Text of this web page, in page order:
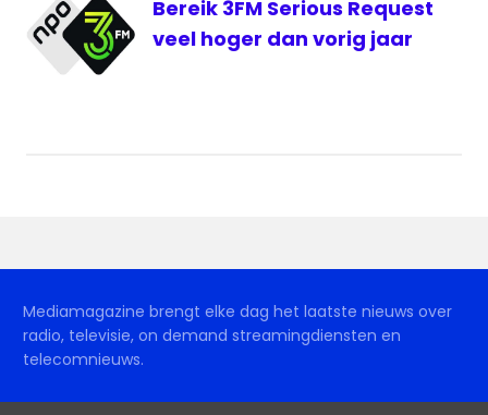
Bereik 3FM Serious Request
veel hoger dan vorig jaar
Mediamagazine brengt elke dag het laatste nieuws over
radio, televisie, on demand streamingdiensten en
telecomnieuws.